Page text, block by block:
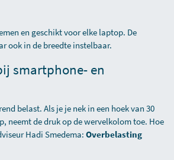
en geschikt voor elke laptop. De
ook in de breedte instelbaar.
smartphone- en
belast. Als je je nek in een hoek van 30
neemt de druk op de wervelkolom toe. Hoe
Hadi Smedema: Overbelasting